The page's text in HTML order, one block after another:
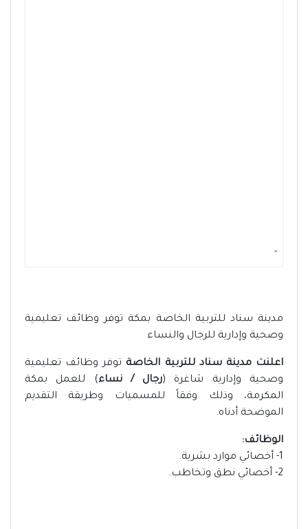
-
مدينة سناد للتربية الخاصة بمكة توفر وظائف تعليمية
وصحية وإدارية للرجال والنساء
اعلنت مدينة سناد للتربية الخاصة توفر وظائف تعليمية
وصحية وإدارية شاغرة (رجال / نساء) للعمل بمكة
المكرمة، وذلك وفقاً للمسميات وطريقة التقديم
الموضحة أدناه.
الوظائف:
1- أخصائي موارد بشرية.
2- أخصائي نطق وتخاطب.